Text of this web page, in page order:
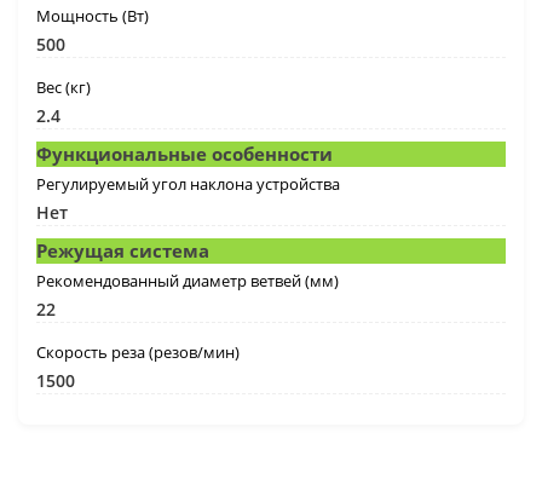
Мощность (Вт)
500
Вес (кг)
2.4
Функциональные особенности
Регулируемый угол наклона устройства
Нет
Режущая система
Рекомендованный диаметр ветвей (мм)
22
Скорость реза (резов/мин)
1500